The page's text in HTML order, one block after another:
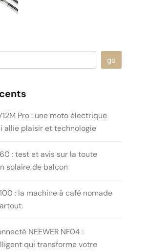
go
Pro : une moto électrique
allie plaisir et technologie
: test et avis sur la toute
solaire de balcon
: la machine à café nomade
NEEWER NF04 :
qui transforme votre